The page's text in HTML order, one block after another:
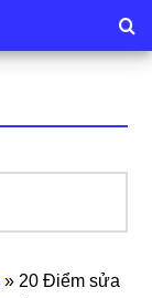
» 20 Điểm sửa